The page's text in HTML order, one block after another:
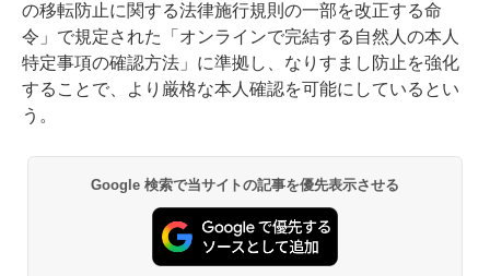
の移転防止に関する法律施行規則の一部を改正する命
令」で規定された「オンラインで完結する自然人の本人
特定事項の確認方法」に準拠し、なりすまし防止を強化
することで、より厳格な本人確認を可能にしているとい
う。
Google 検索で当サイトの記事を優先表示させる